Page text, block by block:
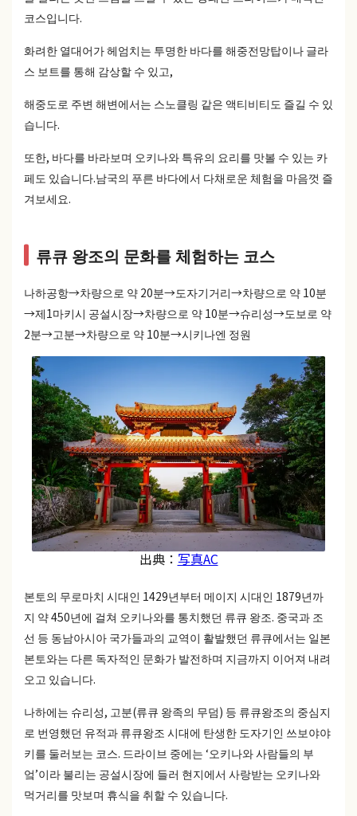
코스입니다.
화려한 열대어가 헤엄치는 투명한 바다를 해중전망탑이나 글라
스 보트를 통해 감상할 수 있고,
해중도로 주변 해변에서는 스노클링 같은 액티비티도 즐길 수 있
습니다.
또한, 바다를 바라보며 오키나와 특유의 요리를 맛볼 수 있는 카
페도 있습니다.남국의 푸른 바다에서 다채로운 체험을 마음껏 즐
겨보세요.
류큐 왕조의 문화를 체험하는 코스
나하공항→차량으로 약 20분→도자기거리→차량으로 약 10분
→제1마키시 공설시장→차량으로 약 10분→슈리성→도보로 약
2분→고분→차량으로 약 10분→시키나엔 정원
出典： 写真AC
본토의 무로마치 시대인 1429년부터 메이지 시대인 1879년까
지 약 450년에 걸쳐 오키나와를 통치했던 류큐 왕조. 중국과 조
선 등 동남아시아 국가들과의 교역이 활발했던 류큐에서는 일본
본토와는 다른 독자적인 문화가 발전하며 지금까지 이어져 내려
오고 있습니다.
나하에는 슈리성, 고분(류큐 왕족의 무덤) 등 류큐왕조의 중심지
로 번영했던 유적과 류큐왕조 시대에 탄생한 도자기인 쓰보야야
키를 둘러보는 코스. 드라이브 중에는 ‘오키나와 사람들의 부
엌’이라 불리는 공설시장에 들러 현지에서 사랑받는 오키나와
먹거리를 맛보며 휴식을 취할 수 있습니다.